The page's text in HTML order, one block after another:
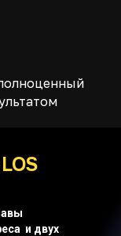
и двух